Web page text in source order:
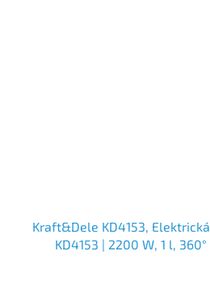
Kraft&Dele KD4153,
KD4153 | 2200 W, 1 l,